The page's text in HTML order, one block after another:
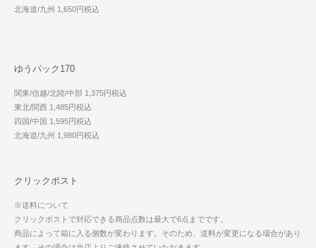
北海道/九州 1,650円税込
ゆうパック170
関東/信越/北陸/中部 1,375円税込
東北/関西 1,485円税込
四国/中国 1,595円税込
北海道/九州 1,980円税込
クリックポスト
※送料について
クリックポストで対応できる商品点数は最大で6点までです。
商品によって箱に入る個数が変わります。そのため、送料が変更になる場合があり